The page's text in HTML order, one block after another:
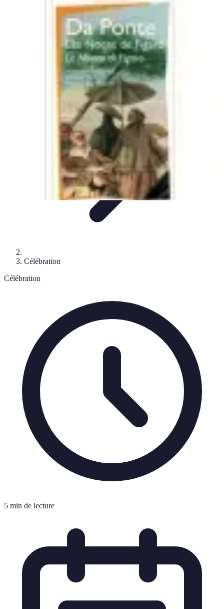
Idées et InspirationsDiscours et vœux
Activités et animations
Célébration
Célébration
5 min de lecture